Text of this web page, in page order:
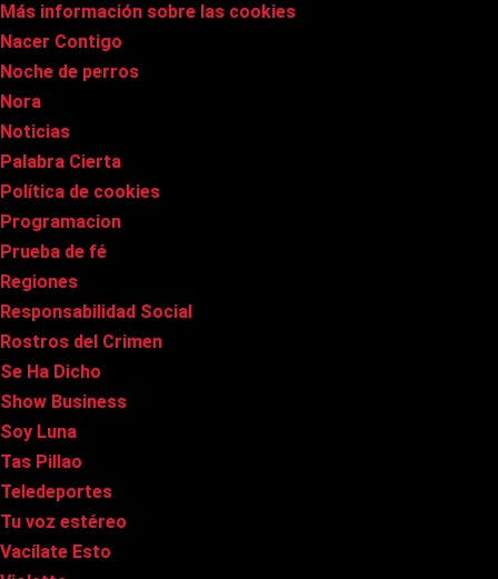
Más información sobre las cookies
Nacer Contigo
Noche de perros
Nora
Noticias
Palabra Cierta
Política de cookies
Programacion
Prueba de fé
Regiones
Responsabilidad Social
Rostros del Crimen
Se Ha Dicho
Show Business
Soy Luna
Tas Pillao
Teledeportes
Tu voz estéreo
Vacílate Esto